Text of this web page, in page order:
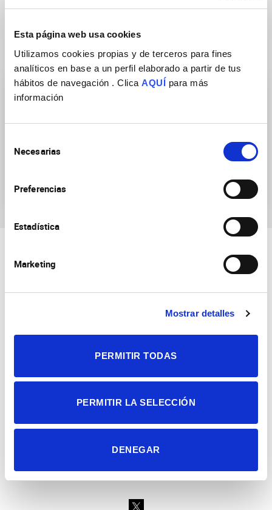
Esta página web usa cookies
Utilizamos cookies propias y de terceros para fines
analíticos en base a un perfil elaborado a partir de tus
hábitos de navegación . Clica AQUÍ para más
información
Necesarias
Preferencias
Estadística
Marketing
Mostrar detalles
PERMITIR TODAS
PERMITIR LA SELECCIÓN
DENEGAR
Research Groups
Altered molecular
disease and dementia
Plasticity and remodeling
Campus de San Juan | Sant Joan d’Alacant
Alicante | España
Tel. + 34 965 23 37 00